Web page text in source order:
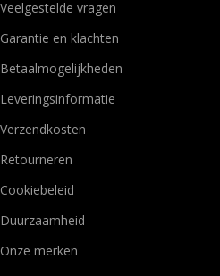
Veelgestelde vragen
Garantie en klachten
Betaalmogelijkheden
Leveringsinformatie
Verzendkosten
Retourneren
Cookiebeleid
Duurzaamheid
Onze merken